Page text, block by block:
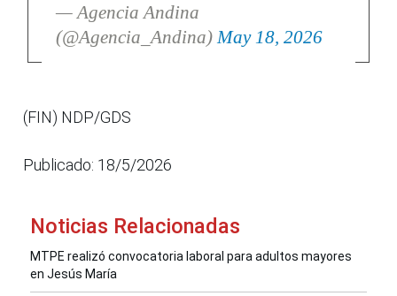
— Agencia Andina
(@Agencia_Andina) May 18, 2026
(FIN) NDP/GDS
Publicado: 18/5/2026
Noticias Relacionadas
MTPE realizó convocatoria laboral para adultos mayores
en Jesús María